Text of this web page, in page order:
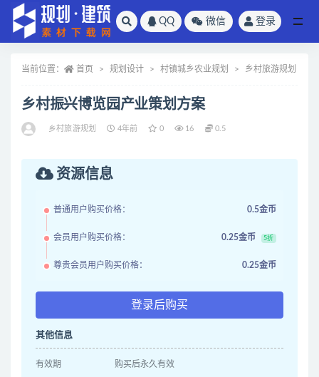
QQ 微信 登录
当前位置： 首页 规划设计 村镇城乡农业规划 乡村旅游规划
乡村振兴博览园产业策划方案
乡村旅游规划 4年前 0 16 0.5
资源信息
普通用户购买价格： 0.5金币
会员用户购买价格： 0.25金币 5折
尊贵会员用户购买价格： 0.25金币
登录后购买
其他信息
有效期 购买后永久有效
全部